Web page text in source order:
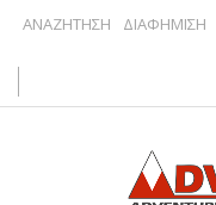
ΑΝΑΖΗΤΗΣΗ ΔΙΑΦΗΜΙΣΗ